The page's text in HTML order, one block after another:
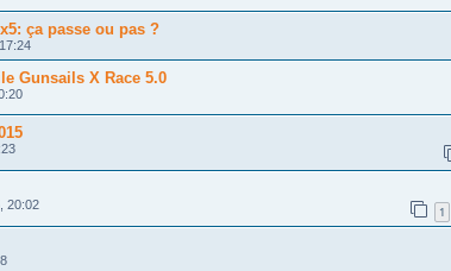
ça passe ou pas ?
Gunsails X Race 5.0
20:02 1